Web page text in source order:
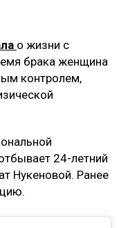
о жизни с
брака женщина
контролем,
24-летний
Нукеновой. Ранее